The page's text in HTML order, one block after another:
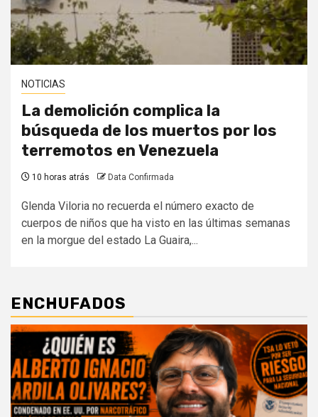
NOTICIAS
La demolición complica la
búsqueda de los muertos por los
terremotos en Venezuela
10 horas atrás Data Confirmada
Glenda Viloria no recuerda el número exacto de
cuerpos de niños que ha visto en las últimas semanas
en la morgue del estado La Guaira,...
ENCHUFADOS